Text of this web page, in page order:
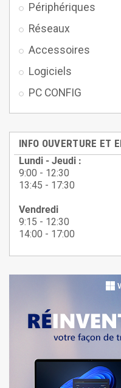
Périphériques
Réseaux
Accessoires
Logiciels
PC CONFIG
INFO OUVERTURE ET
Lundi - Jeudi :
9:00 - 12:30
13:45 - 17:30
Vendredi
9:15 - 12:30
14:00 - 17:00